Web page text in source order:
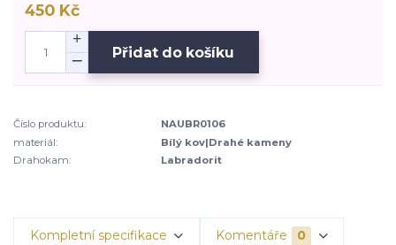
450 Kč
Přidat do košíku
Číslo produktu:
NAUBR0106
materiál:
Bílý kov|Drahé kameny
Drahokam:
Labradorit
Kompletní specifikace Komentáře 0